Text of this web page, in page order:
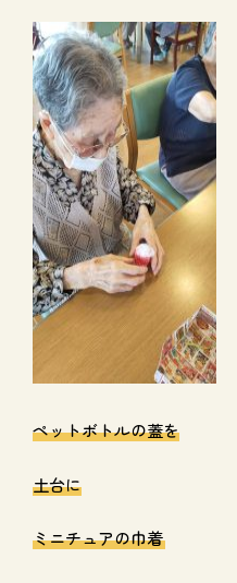
ペットボトルの蓋を
土台に
ミニチュアの巾着